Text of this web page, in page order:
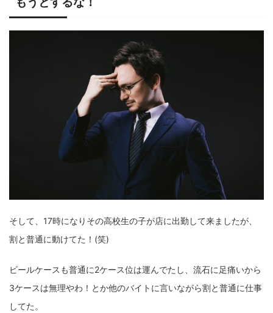
そして、17時になりその高校生の子が店に出勤して来ましたが、
割と普通に動けてた！(笑)
ビールケースも普通に2ケース位は運んでたし、流石に足痛いから
3ケースは無理やわ！とか他のバイトに言いながら割と普通に仕事
してた。